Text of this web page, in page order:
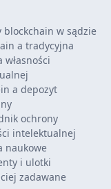
blockchain w sądzie
a tradycyjna
własności
a depozyt
ochrony
intelektualnej
naukowe
i ulotki
zadawane